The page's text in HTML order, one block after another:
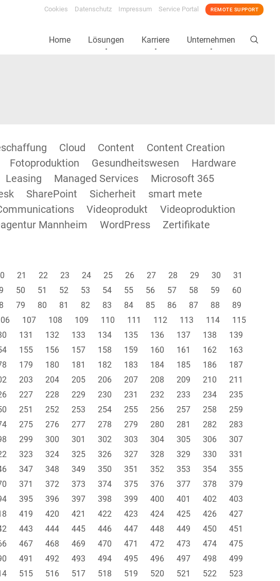
Cookies Datenschutz Impressum Service Portal REMOTE SUPPORT
Home Lösungen Karriere Unternehmen
Cloud Content
Content Creation
Fotoproduktion Gesundheitswesen
Hardware
Leasing Managed Services
Microsoft 365
SharePoint Sicherheit
smart mete
Videoprodukt
Videoproduktion
Mannheim WordPress Zertifikate
21 22 23 24 25 26 27 28 29 30
31
50 51 52 53 54 55 56 57 58 59
60
79 80 81 82 83 84 85 86 87 88
89
107 108 109 110 111 112 113 114
115
131 132 133 134 135 136 137 138
139
155 156 157 158 159 160 161 162
163
179 180 181 182 183 184 185 186
187
203 204 205 206 207 208 209 210
211
227 228 229 230 231 232 233 234
235
251 252 253 254 255 256 257 258
259
275 276 277 278 279 280 281 282
283
299 300 301 302 303 304 305 306
307
323 324 325 326 327 328 329 330
331
347 348 349 350 351 352 353 354
355
371 372 373 374 375 376 377 378
379
395 396 397 398 399 400 401 402
403
419 420 421 422 423 424 425 426
427
443 444 445 446 447 448 449 450
451
467 468 469 470 471 472 473 474
475
491 492 493 494 495 496 497 498
499
515 516 517 518 519 520 521 522
523